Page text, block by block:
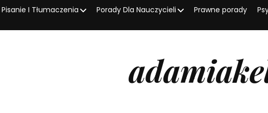
Pisanie I Tłumaczenia Porady Dla Nauczycieli Prawne porady